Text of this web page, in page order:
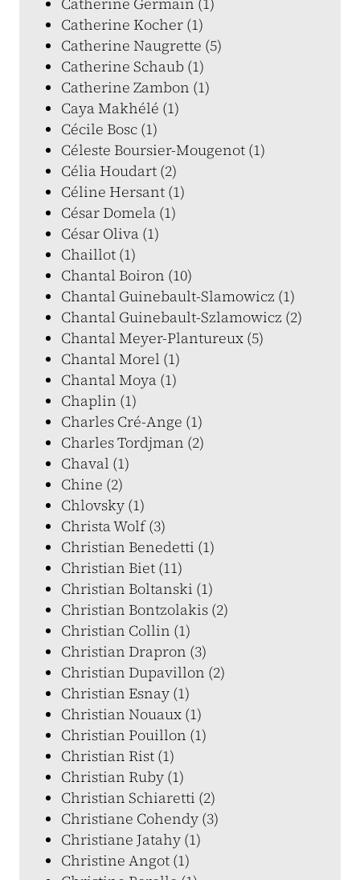
Catherine Kocher (1)
Catherine Naugrette (5)
Catherine Schaub (1)
Catherine Zambon (1)
Caya Makhélé (1)
Cécile Bosc (1)
Céleste Boursier-Mougenot (1)
Célia Houdart (2)
Céline Hersant (1)
César Domela (1)
César Oliva (1)
Chaillot (1)
Chantal Boiron (10)
Chantal Guinebault-Slamowicz (1)
Chantal Guinebault-Szlamowicz (2)
Chantal Meyer-Plantureux (5)
Chantal Morel (1)
Chantal Moya (1)
Chaplin (1)
Charles Cré-Ange (1)
Charles Tordjman (2)
Chaval (1)
Chine (2)
Chlovsky (1)
Christa Wolf (3)
Christian Benedetti (1)
Christian Biet (11)
Christian Boltanski (1)
Christian Bontzolakis (2)
Christian Collin (1)
Christian Drapron (3)
Christian Dupavillon (2)
Christian Esnay (1)
Christian Nouaux (1)
Christian Pouillon (1)
Christian Rist (1)
Christian Ruby (1)
Christian Schiaretti (2)
Christiane Cohendy (3)
Christiane Jatahy (1)
Christine Angot (1)